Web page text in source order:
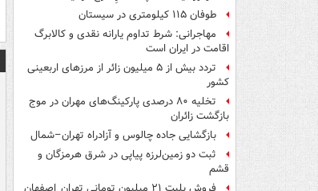
طوفان ۱۱۵ کیلومتری در سیستان
مهاجرانی: شرط تداوم یارانه نقدی و کالابرگ
اقامت در ایران است
تردد بیش از ۵ میلیون زائر از مرزهای اربعینی
کشور
تخلیه ۸۰ درصدی پارکینگ‌های مهران در موج
بازگشت زائران
بازگشایی جاده چالوس و آزادراه تهران–شمال
ثبت دو زمین‌لرزه پیاپی در شرق هرمزگان و
قشم